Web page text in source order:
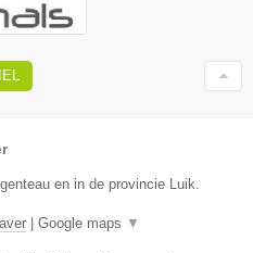
en in de provincie Luik.
Google maps ▼